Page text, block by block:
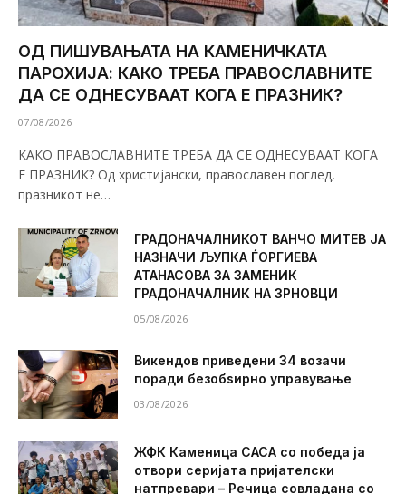
ОД ПИШУВАЊАТА НА КАМЕНИЧКАТА
ПАРОХИЈА: КАКО ТРЕБА ПРАВОСЛАВНИТЕ
ДА СЕ ОДНЕСУВААТ КОГА Е ПРАЗНИК?
07/08/2026
КАКО ПРАВОСЛАВНИТЕ ТРЕБА ДА СЕ ОДНЕСУВААТ КОГА
Е ПРАЗНИК? Од христијански, православен поглед,
празникот не…
ГРАДОНАЧАЛНИКОТ ВАНЧО МИТЕВ ЈА
НАЗНАЧИ ЉУПКА ЃОРГИЕВА
АТАНАСОВА ЗА ЗАМЕНИК
ГРАДОНАЧАЛНИК НА ЗРНОВЦИ
05/08/2026
Викендов приведени 34 возачи
поради безобѕирно управување
03/08/2026
ЖФК Каменица САСА со победа ја
отвори серијата пријателски
натпревари – Речица совладана со